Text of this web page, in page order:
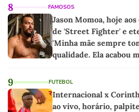
8 FAMOSOS
Jason Momoa, hoje
de 'Street Fighter' e
'Minha mãe sempre
qualidade. Ela acabou
9 FUTEBOL
Internacional x
ao vivo, horário,